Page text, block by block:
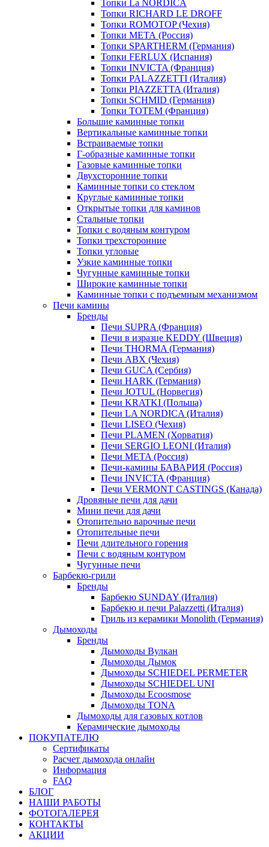
Топки La NORDICA
Топки RICHARD LE DROFF
Топки ROMOTOP (Чехия)
Топки МЕТА (Россия)
Топки SPARTHERM (Германия)
Топки FERLUX (Испания)
Топки INVICTA (Франция)
Топки PALAZZETTI (Италия)
Топки PIAZZETTA (Италия)
Топки SCHMID (Германия)
Топки TOTEM (Франция)
Большие каминные топки
Вертикальные каминные топки
Встраиваемые топки
Г-образные каминные топки
Газовые каминные топки
Двухсторонние топки
Каминные топки со стеклом
Круглые каминные топки
Открытые топки для каминов
Стальные топки
Топки с водяным контуром
Топки трехсторонние
Топки угловые
Узкие каминные топки
Чугунные каминные топки
Широкие каминные топки
Каминные топки с подъемным механизмом
Печи камины
Бренды
Печи SUPRA (Франция)
Печи в изразце KEDDY (Швеция)
Печи THORMA (Германия)
Печи ABX (Чехия)
Печи GUCA (Сербия)
Печи HARK (Германия)
Печи JOTUL (Норвегия)
Печи KRATKI (Польша)
Печи LA NORDICA (Италия)
Печи LISEO (Чехия)
Печи PLAMEN (Хорватия)
Печи SERGIO LEONI (Италия)
Печи META (Россия)
Печи-камины БАВАРИЯ (Россия)
Печи INVICTA (Франция)
Печи VERMONT CASTINGS (Канада)
Дровяные печи для дачи
Мини печи для дачи
Отопительно варочные печи
Отопительные печи
Печи длительного горения
Печи с водяным контуром
Чугунные печи
Барбекю-грили
Бренды
Барбекю SUNDAY (Италия)
Барбекю и печи Palazzetti (Италия)
Гриль из керамики Monolith (Германия)
Дымоходы
Бренды
Дымоходы Вулкан
Дымоходы Дымок
Дымоходы SCHIEDEL PERMETER
Дымоходы SCHIEDEL UNI
Дымоходы Ecoosmose
Дымоходы TONA
Дымоходы для газовых котлов
Керамические дымоходы
ПОКУПАТЕЛЮ
Сертификаты
Расчет дымохода онлайн
Информация
FAQ
БЛОГ
НАШИ РАБОТЫ
ФОТОГАЛЕРЕЯ
КОНТАКТЫ
АКЦИИ